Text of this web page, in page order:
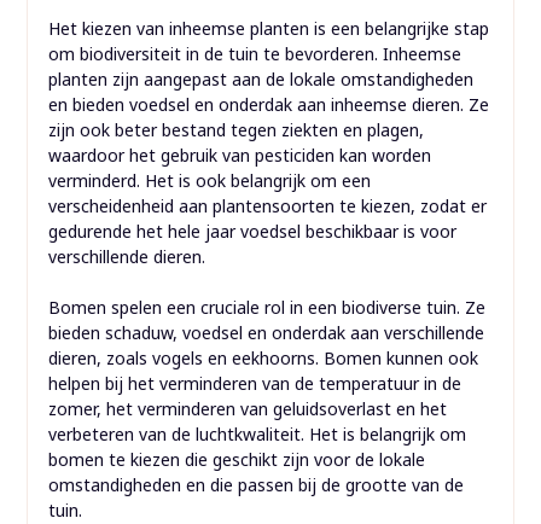
Het kiezen van inheemse planten is een belangrijke stap
om biodiversiteit in de tuin te bevorderen. Inheemse
planten zijn aangepast aan de lokale omstandigheden
en bieden voedsel en onderdak aan inheemse dieren. Ze
zijn ook beter bestand tegen ziekten en plagen,
waardoor het gebruik van pesticiden kan worden
verminderd. Het is ook belangrijk om een
verscheidenheid aan plantensoorten te kiezen, zodat er
gedurende het hele jaar voedsel beschikbaar is voor
verschillende dieren.
Bomen spelen een cruciale rol in een biodiverse tuin. Ze
bieden schaduw, voedsel en onderdak aan verschillende
dieren, zoals vogels en eekhoorns. Bomen kunnen ook
helpen bij het verminderen van de temperatuur in de
zomer, het verminderen van geluidsoverlast en het
verbeteren van de luchtkwaliteit. Het is belangrijk om
bomen te kiezen die geschikt zijn voor de lokale
omstandigheden en die passen bij de grootte van de
tuin.